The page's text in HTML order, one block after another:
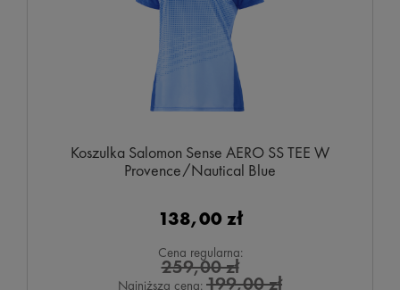
Koszulka Salomon Sense AERO SS TEE W
Provence/Nautical Blue
138,00 zł
Cena regularna:
259,00 zł
Najniższa cena: 199,00 zł